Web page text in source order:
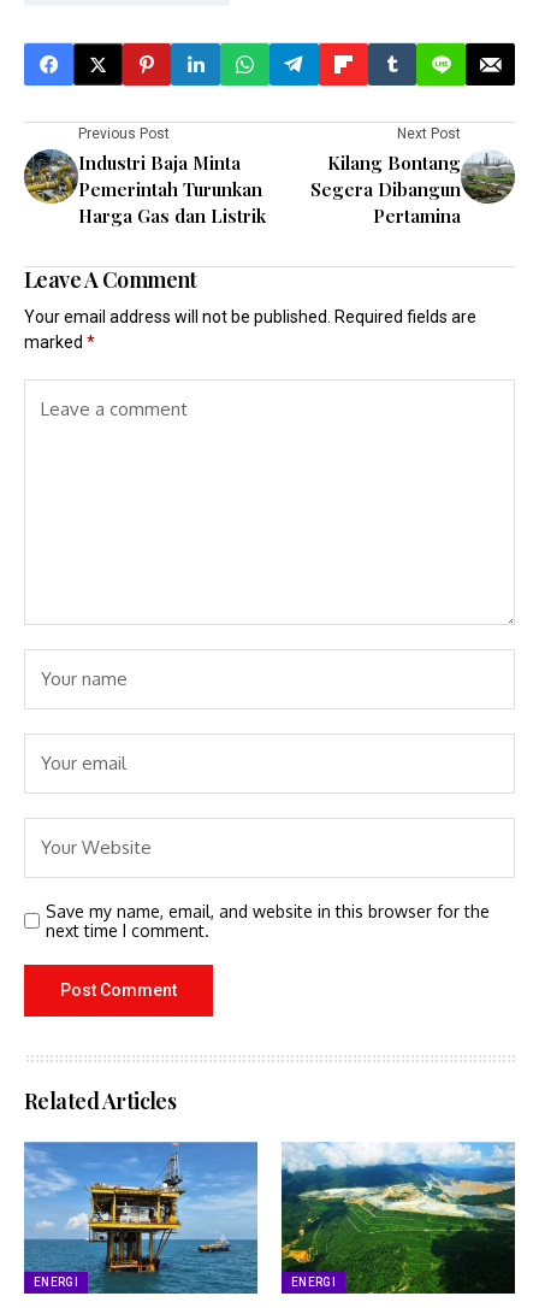
Previous Post
Industri Baja Minta
Pemerintah Turunkan
Harga Gas dan Listrik
Next Post
Kilang Bontang
Segera Dibangun
Pertamina
Leave A Comment
Your email address will not be published. Required fields are
marked *
Save my name, email, and website in this browser for the
next time I comment.
Related Articles
ENERGI ENERGI